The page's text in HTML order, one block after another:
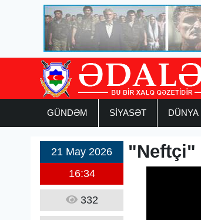
GÜNDƏM SİYASƏT DÜNYA
21 May 2026
16:34
332
"Neftçi"